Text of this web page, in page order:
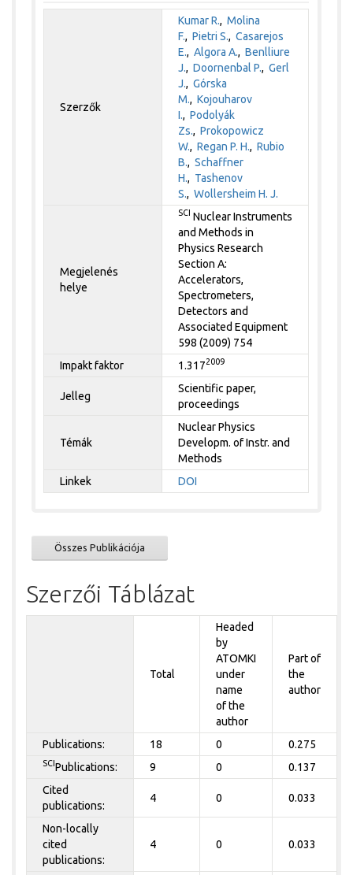
Szerzők
Kumar R.,Molina
F.,Pietri S.,Casarejos
E.,Algora A.,Benlliure
J.,Doornenbal P.,Gerl
J.,Górska
M.,Kojouharov
I.,Podolyák
Zs.,Prokopowicz
W.,Regan P. H.,Rubio
B.,Schaffner
H., Tashenov
S.,Wollersheim H. J.
Megjelenés
helye
SCI Nuclear Instruments
and Methods in
Physics Research
Section A:
Accelerators,
Spectrometers,
Detectors and
Associated Equipment
598 (2009) 754
Impakt faktor
1.3172009
Jelleg
Scientific paper,
proceedings
Témák
Nuclear Physics
Developm. of Instr. and
Methods
Linkek
DOI
Összes Publikációja
Szerzői Táblázat
Total
Headed
by
ATOMKI
under
name
of the
author
Part of
the
author
Publications: 18 0 0.275
SCI Publications: 9 0 0.137
Cited
publications:
4 0 0.033
Non-locally
cited
publications:
4 0 0.033